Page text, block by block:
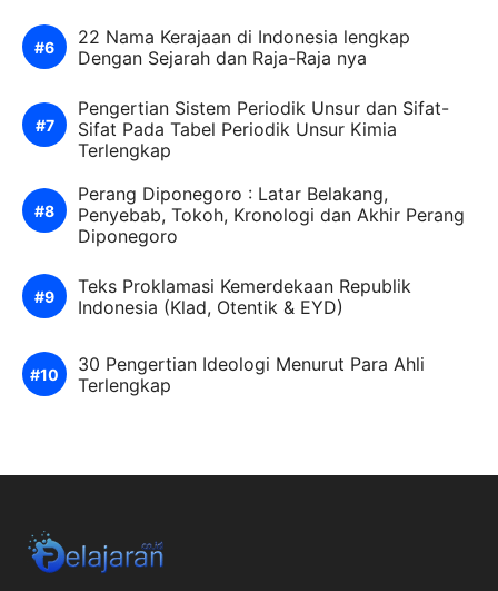
22 Nama Kerajaan di Indonesia lengkap
Dengan Sejarah dan Raja-Raja nya
Pengertian Sistem Periodik Unsur dan Sifat-
Sifat Pada Tabel Periodik Unsur Kimia
Terlengkap
Perang Diponegoro : Latar Belakang,
Penyebab, Tokoh, Kronologi dan Akhir Perang
Diponegoro
Teks Proklamasi Kemerdekaan Republik
Indonesia (Klad, Otentik & EYD)
30 Pengertian Ideologi Menurut Para Ahli
Terlengkap